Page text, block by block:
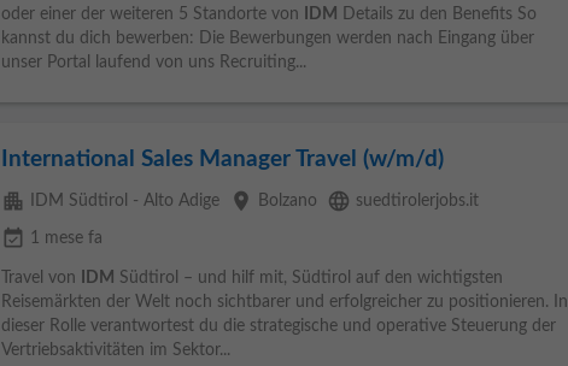
oder einer der weiteren 5 Standorte von
IDM
Details zu den Benefits So
kannst du dich bewerben: Die Bewerbungen werden nach Eingang über
unser Portal laufend von uns Recruiting...
International Sales Manager Travel (w/m/d)
apartment IDM Südtirol - Alto Adige place Bolzano language suedtirolerjobs.it
event_available 1 mese fa
Travel von IDM Südtirol – und hilf mit, Südtirol auf den wichtigsten
Reisemärkten der Welt noch sichtbarer und erfolgreicher zu positionieren. In
dieser Rolle verantwortest du die strategische und operative Steuerung der
Vertriebsaktivitäten im Sektor...